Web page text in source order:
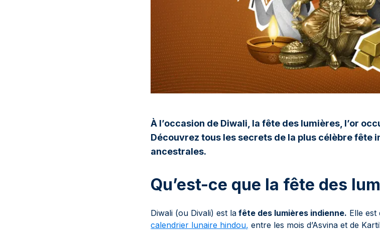
À l’occasion de Diwali, la fête des lumières, l’or
Découvrez tous les secrets de la plus célèbre fête
ancestrales.
Qu’est-ce que la fête des
Diwali (ou Divali) est la fête des lumières indienne. Elle
calendrier lunaire hindou, entre les mois d’Asvina et de